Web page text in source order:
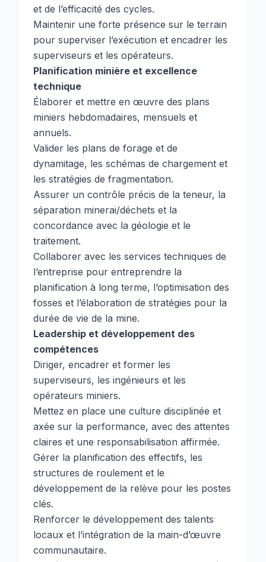
et de l’efficacité des cycles.
Maintenir une forte présence sur le terrain
pour superviser l’exécution et encadrer les
superviseurs et les opérateurs.
Planification minière et excellence
technique
Élaborer et mettre en œuvre des plans
miniers hebdomadaires, mensuels et
annuels.
Valider les plans de forage et de
dynamitage, les schémas de chargement et
les stratégies de fragmentation.
Assurer un contrôle précis de la teneur, la
séparation minerai/déchets et la
concordance avec la géologie et le
traitement.
Collaborer avec les services techniques de
l’entreprise pour entreprendre la
planification à long terme, l’optimisation des
fosses et l’élaboration de stratégies pour la
durée de vie de la mine.
Leadership et développement des
compétences
Diriger, encadrer et former les
superviseurs, les ingénieurs et les
opérateurs miniers.
Mettez en place une culture disciplinée et
axée sur la performance, avec des attentes
claires et une responsabilisation affirmée.
Gérer la planification des effectifs, les
structures de roulement et le
développement de la relève pour les postes
clés.
Renforcer le développement des talents
locaux et l’intégration de la main-d’œuvre
communautaire.